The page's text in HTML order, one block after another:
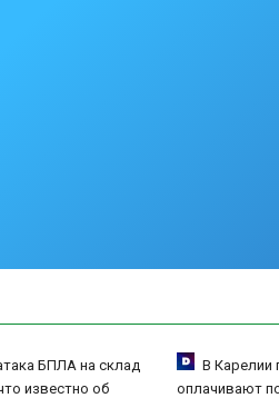
БПЛА на склад
известно об
В Карелии
оплачивают